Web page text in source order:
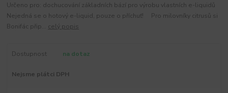
Určeno pro: dochucování základních bází pro výrobu vlastních e-liquidů
Nejedná se o hotový e-liquid, pouze o příchuť! Pro milovníky citrusů si
Bonifác přip... celý popis
Dostupnost na dotaz
Nejsme plátci DPH